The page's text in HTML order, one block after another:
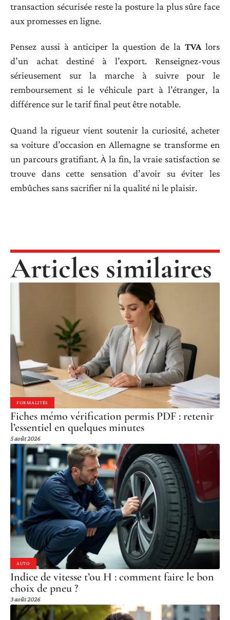
transaction sécurisée reste la posture la plus sûre face
aux promesses en ligne.
Pensez aussi à anticiper la question de laTVAlors
d’un achat destiné à l’export. Renseignez-vous
sérieusement sur la marche à suivre pour le
remboursement si le véhicule part à l’étranger, la
différence sur le tarif final peut être notable.
Quand la rigueur vient soutenir la curiosité, acheter
sa voiture d’occasion en Allemagne se transforme en
un parcours gratifiant. À la fin, la vraie satisfaction se
trouve dans cette sensation d’avoir su éviter les
embûches sans sacrifier ni la qualité ni le plaisir.
Articles similaires
FORMALITÉS
Fiches mémo vérification permis PDF : retenir
l’essentiel en quelques minutes
5 août 2026
AUTO
Indice de vitesse t’ou H : comment faire le bon
choix de pneu ?
3 août 2026